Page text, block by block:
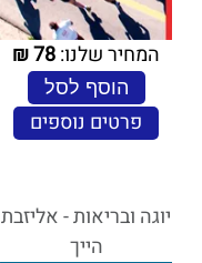
המחיר שלנו:78
₪
הוסף לסל
פרטים נוספים
יוגה ובריאות - אליזבת
הייך